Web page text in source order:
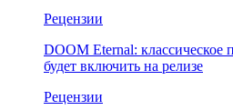
Рецензии
DOOM Eternal:
будет включить на релизе
Рецензии